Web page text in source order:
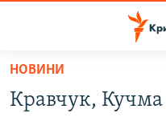
Перейти
основного
НОВИНИ
Кравчук,